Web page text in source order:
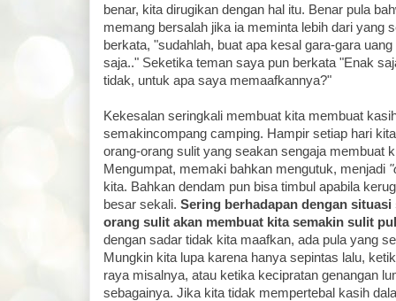
benar, kita dirugikan dengan hal itu. Benar pula
memang bersalah jika ia meminta lebih dari yang
berkata, "sudahlah, buat apa kesal gara-gara
saja.." Seketika teman saya pun berkata "Enak
tidak, untuk apa saya memaafkannya?"
Kekesalan seringkali membuat kita membuat
semakincompang camping. Hampir setiap hari
orang-orang sulit yang seakan sengaja membuat
Mengumpat, memaki bahkan mengutuk, menjadi
kita. Bahkan dendam pun bisa timbul apabila
besar sekali. Sering berhadapan dengan
orang sulit akan membuat kita semakin sulit
dengan sadar tidak kita maafkan, ada pula yang
Mungkin kita lupa karena hanya sepintas lalu,
raya misalnya, atau ketika kecipratan genangan
sebagainya. Jika kita tidak mempertebal kasih